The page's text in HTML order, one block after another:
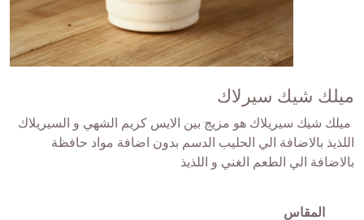
ميلك شيك سيرلاك
ميلك شيك سيريلاك هو مزيج بين الايس كريم الشهي و السيريلاك
اللذيذ بالاضافة الي الحليب الدسم بدون اضافة مواد حافظة
بالاضافة الي الطعم الغني و اللذيذ
المقاس